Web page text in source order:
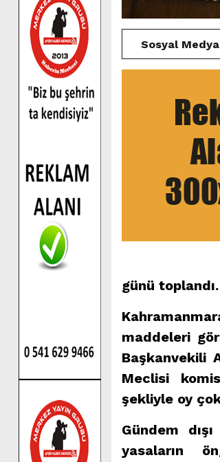
Sosyal Medya
günü toplandı.
maddeleri
Başkanvekili
Meclisi
şekliyle oy
Gündem
yasaların